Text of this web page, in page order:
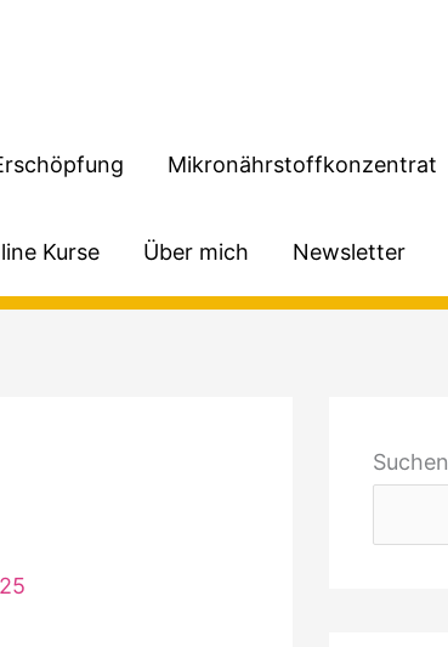
Mikronährstoffkonzentrat
Kurse Über mich Newsletter
Suchen